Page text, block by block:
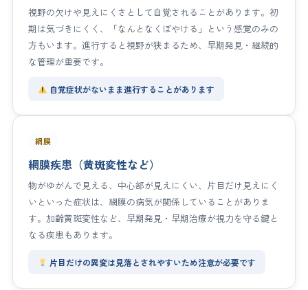
視野の欠けや見えにくさとして自覚されることがあります。初
期は気づきにくく、「なんとなくぼやける」という感覚のみの
方もいます。進行すると視野が狭まるため、早期発見・継続的
な管理が重要です。
自覚症状がないまま進行することがあります
網膜
網膜疾患（黄斑変性など）
物がゆがんで見える、中心部が見えにくい、片目だけ見えにく
いといった症状は、網膜の病気が関係していることがありま
す。加齢黄斑変性など、早期発見・早期治療が視力を守る鍵と
なる疾患もあります。
片目だけの異変は見落とされやすいため注意が必要です